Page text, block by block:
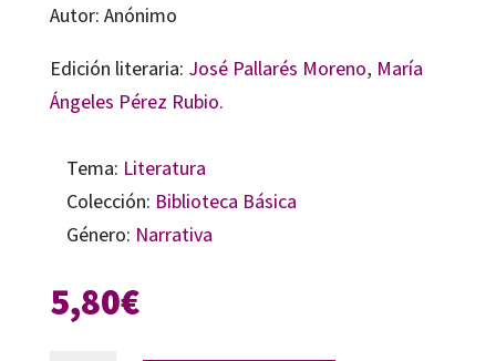
Autor: Anónimo
Edición literaria: José Pallarés Moreno, María
Ángeles Pérez Rubio.
Tema: Literatura
Colección: Biblioteca Básica
Género: Narrativa
5,80€